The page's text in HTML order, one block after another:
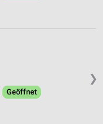
❯
Geöffnet